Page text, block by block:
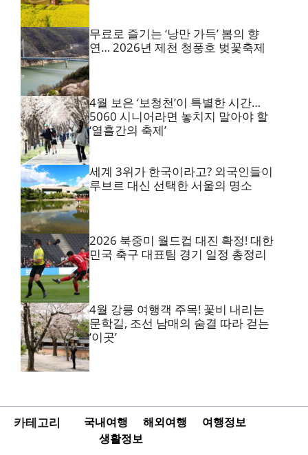
무료로 즐기는 ‘낭만 가득’ 봄의 향
연… 2026년 제천 청풍호 벚꽃축제
4월 보은 ‘보청천’이 특별한 시간…
5060 시니어라면 놓치지 말아야 할
‘열흘간의 축제’
세계 3위가 한국이라고? 외국인들이
루브르 대신 선택한 서울의 명소
2026 북중미 월드컵 대진 확정! 대한
민국 축구 대표팀 경기 일정 총정리
4월 강릉 여행객 주목! 꽃비 내리는
문학길, 조선 남매의 숨결 따라 걷는
‘이곳’
카테고리 국내여행 해외여행
여행정보
생활정보